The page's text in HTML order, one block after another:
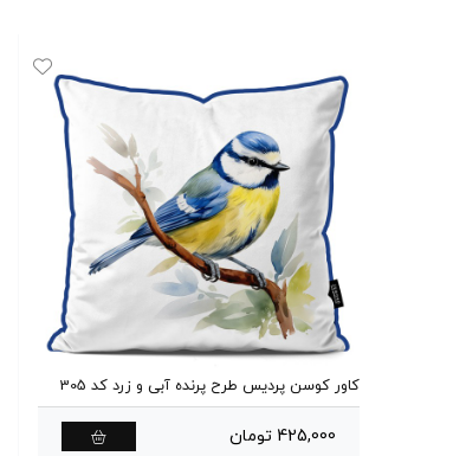
کاور کوسن پردیس طرح پرنده آبی و زرد کد 305
425,000 تومان